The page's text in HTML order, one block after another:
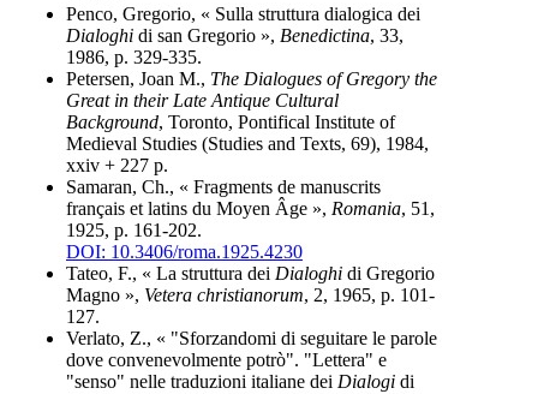
Penco, Gregorio, « Sulla struttura dialogica dei
Dialoghi di san Gregorio », Benedictina, 33,
1986, p. 329-335.
Petersen, Joan M., The Dialogues of Gregory the
Great in their Late Antique Cultural
Background, Toronto, Pontifical Institute of
Medieval Studies (Studies and Texts, 69), 1984,
xxiv + 227 p.
Samaran, Ch., « Fragments de manuscrits
français et latins du Moyen Âge », Romania, 51,
1925, p. 161-202.
DOI: 10.3406/roma.1925.4230
Tateo, F., « La struttura dei Dialoghi di Gregorio
Magno », Vetera christianorum, 2, 1965, p. 101-
127.
Verlato, Z., « "Sforzandomi di seguitare le parole
dove convenevolmente potrò". "Lettera" e
"senso" nelle traduzioni italiane dei Dialogi di